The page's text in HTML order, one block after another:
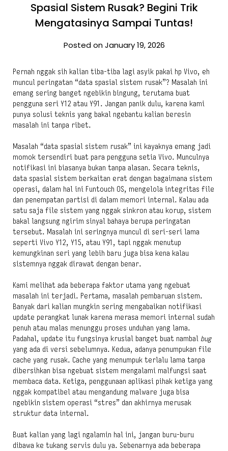
Spasial Sistem Rusak? Begini Trik
Mengatasinya Sampai Tuntas!
Posted on January 19, 2026
Pernah nggak sih kalian tiba-tiba lagi asyik pakai hp Vivo, eh
muncul peringatan “data spasial sistem rusak”? Masalah ini
emang sering banget ngebikin bingung, terutama buat
pengguna seri Y12 atau Y91. Jangan panik dulu, karena kami
punya solusi teknis yang bakal ngebantu kalian beresin
masalah ini tanpa ribet.
Masalah “data spasial sistem rusak” ini kayaknya emang jadi
momok tersendiri buat para pengguna setia Vivo. Munculnya
notifikasi ini biasanya bukan tanpa alasan. Secara teknis,
data spasial sistem berkaitan erat dengan bagaimana sistem
operasi, dalam hal ini Funtouch OS, mengelola integritas file
dan penempatan partisi di dalam memori internal. Kalau ada
satu saja file sistem yang nggak sinkron atau korup, sistem
bakal langsung ngirim sinyal bahaya berupa peringatan
tersebut. Masalah ini seringnya muncul di seri-seri lama
seperti Vivo Y12, Y15, atau Y91, tapi nggak menutup
kemungkinan seri yang lebih baru juga bisa kena kalau
sistemnya nggak dirawat dengan benar.
Kami melihat ada beberapa faktor utama yang ngebuat
masalah ini terjadi. Pertama, masalah pembaruan sistem.
Banyak dari kalian mungkin sering mengabaikan notifikasi
update perangkat lunak karena merasa memori internal sudah
penuh atau malas menunggu proses unduhan yang lama.
Padahal, update itu fungsinya krusial banget buat nambal bug
yang ada di versi sebelumnya. Kedua, adanya penumpukan file
cache yang rusak. Cache yang menumpuk terlalu lama tanpa
dibersihkan bisa ngebuat sistem mengalami malfungsi saat
membaca data. Ketiga, penggunaan aplikasi pihak ketiga yang
nggak kompatibel atau mengandung malware juga bisa
ngebikin sistem operasi “stres” dan akhirnya merusak
struktur data internal.
Buat kalian yang lagi ngalamin hal ini, jangan buru-buru
dibawa ke tukang servis dulu ya. Sebenarnya ada beberapa